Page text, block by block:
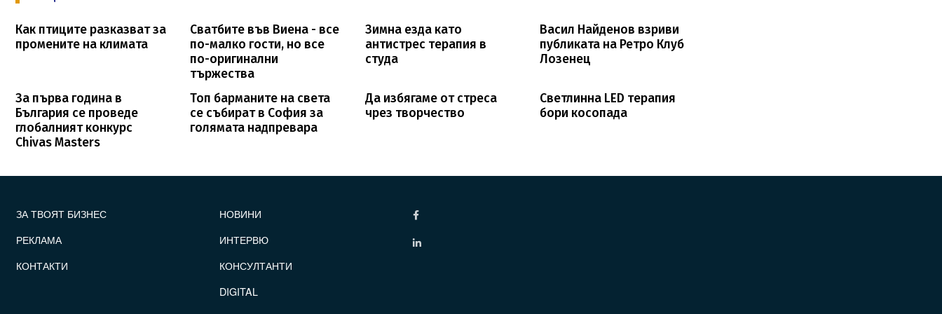
Как птиците разказват за
промените на климата
Сватбите във Виена - все
по-малко гости, но все
по-оригинални
тържества
Зимна езда като
антистрес терапия в
студа
Васил Найденов взриви
публиката на Ретро Клуб
Лозенец
За първа година в
България се проведе
глобалният конкурс
Chivas Masters
Топ барманите на света
се събират в София за
голямата надпревара
Да избягаме от стреса
чрез творчество
Светлинна LED терапия
бори косопада
ЗА ТВОЯТ БИЗНЕС
РЕКЛАМА
КОНТАКТИ
НОВИНИ
ИНТЕРВЮ
КОНСУЛТАНТИ
DIGITAL